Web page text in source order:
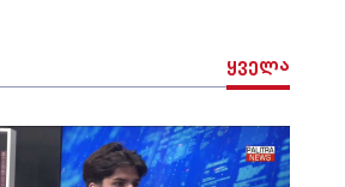
ყველა